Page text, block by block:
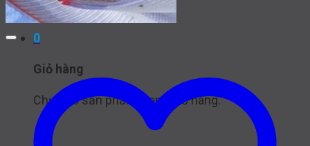
0916.841.226
0
Giỏ hàng
Chưa có sản phẩm trong giỏ hàng.